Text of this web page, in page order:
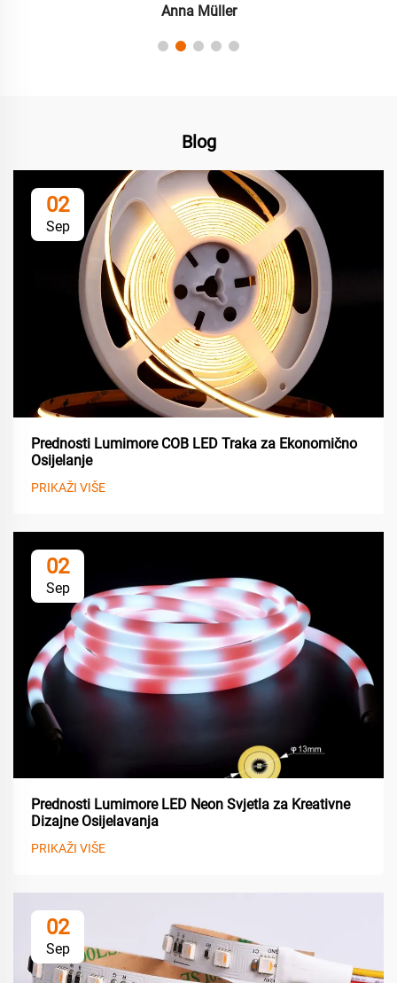
Anna Müller
Blog
02
Sep
Prednosti Lumimore COB LED Traka za Ekonomično
Osijelanje
PRIKAŽI VIŠE
02
Sep
Prednosti Lumimore LED Neon Svjetla za Kreativne
Dizajne Osijelavanja
PRIKAŽI VIŠE
02
Sep